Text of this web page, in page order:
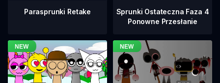
Parasprunki Retake
Sprunki Ostateczna Faza 4
Ponowne Przesłanie